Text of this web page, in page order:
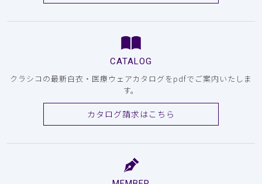
CATALOG
クラシコの最新白衣・医療ウェアカタログをpdfでご案内いたしま
す。
カタログ請求はこちら